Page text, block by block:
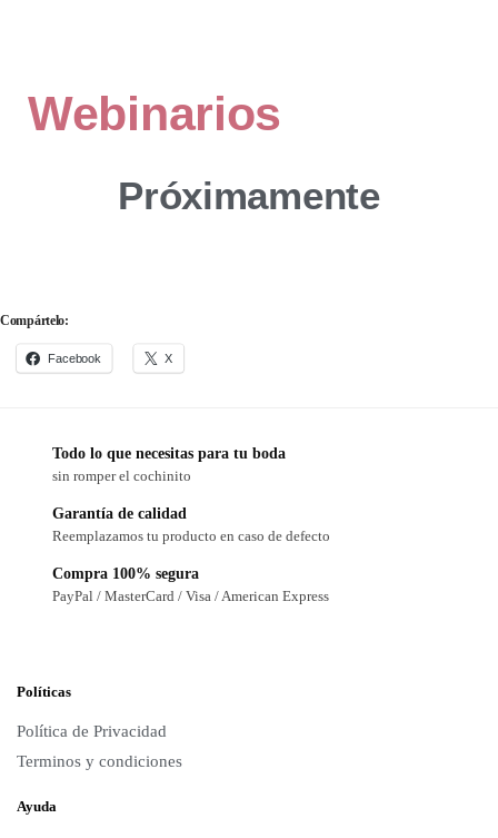
Webinarios
Próximamente
Compártelo:
Facebook X
Todo lo que necesitas para tu boda
sin romper el cochinito
Garantía de calidad
Reemplazamos tu producto en caso de defecto
Compra 100% segura
PayPal / MasterCard / Visa / American Express
Políticas
Política de Privacidad
Terminos y condiciones
Ayuda